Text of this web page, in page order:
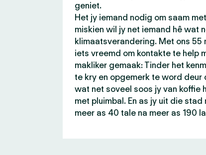
geniet.
Het jy iemand nodig om saam
miskien wil jy net iemand hê wat
klimaatsverandering. Met ons
iets vreemd om kontakte te help
makliker gemaak: Tinder het
te kry en opgemerk te word deur
wat net soveel soos jy van koffie
met pluimbal. En as jy uit die
meer as 40 tale na meer as 190